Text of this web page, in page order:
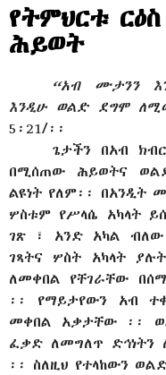
የትምህርቱ
ሕይወት
“አብ ሙታንን
እንዲሁ ወልድ ደግሞ
5፡21/፡፡
ጌታችን በአብ
በሚሰጠው ሕይወትና
ልዩነት የለም፡፡ በአንዲት
ሦስቱም የሥላሴ አካላት
ገጽ ፣ አንድ አካል
ገጻትና ሦስት አካላት
ለመቀበል የቸገራቸው
፡፡ የማይታየውን አብ
መቀበል አቃታቸው ፡፡
ፈቃድ ለመግለጥ ድኅነትን
፡፡ ስለዚህ የተላከውን